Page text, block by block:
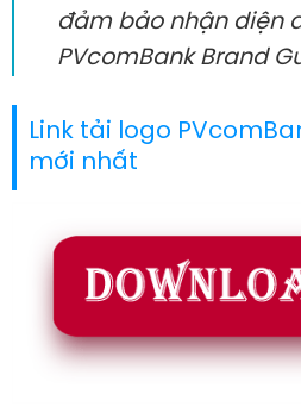
đảm bảo nhận diện
PVcomBank Brand
Link tải logo
mới nhất